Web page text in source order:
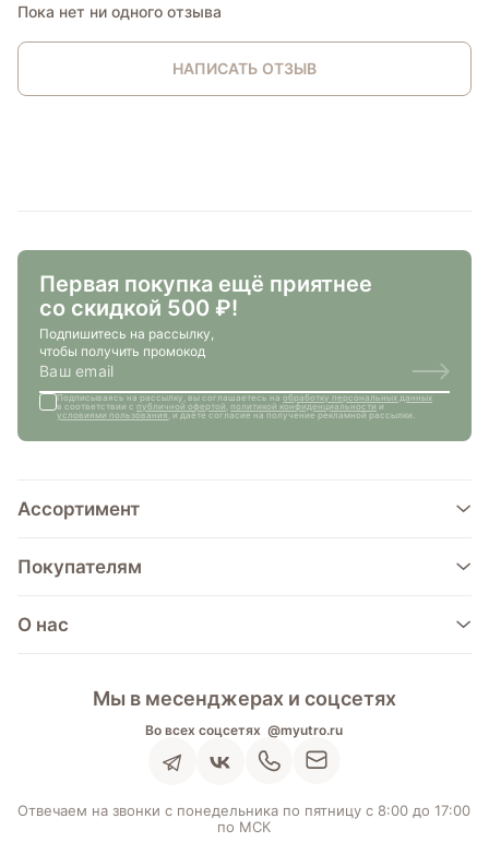
Пока нет ни одного отзыва
НАПИСАТЬ ОТЗЫВ
Первая покупка ещё приятнее
со скидкой 500 ₽!
Подпишитесь на рассылку,
чтобы получить промокод
Подписываясь на рассылку, вы соглашаетесь наобработку персональных данных
в соответствии спубличной офертой ,политикой конфиденциальностии
условиями пользования, и даёте согласие на получение рекламной рассылки.
Ассортимент
Покупателям
О нас
Мы в месенджерах и соцсетях
Во всех соцсетях @myutro.ru
Отвечаем на звонки с понедельника по пятницу с 8:00 до 17:00
по МСК